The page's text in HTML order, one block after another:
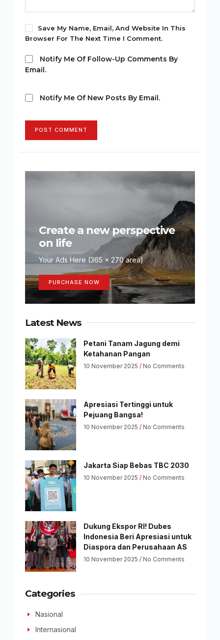
Save My Name, Email, And Website In This
Browser For The Next Time I Comment.
Notify Me Of Follow-Up Comments By
Email.
Notify Me Of New Posts By Email.
POST COMMENT
Create a new perspective
on life
Your Ads Here (365 x 270 area)
PURCHASE NOW
Latest News
Petani Tanam Jagung demi
Ketahanan Pangan
10 November 2025 No Comments
Apresiasi Tertinggi untuk
Pejuang Bangsa!
10 November 2025 No Comments
Jakarta Siap Bebas TBC 2030
10 November 2025 No Comments
Dukung Ekspor RI! Dubes
Indonesia Beri Apresiasi untuk
Diaspora dan Perusahaan AS
10 November 2025 No Comments
Categories
Nasional
Internasional